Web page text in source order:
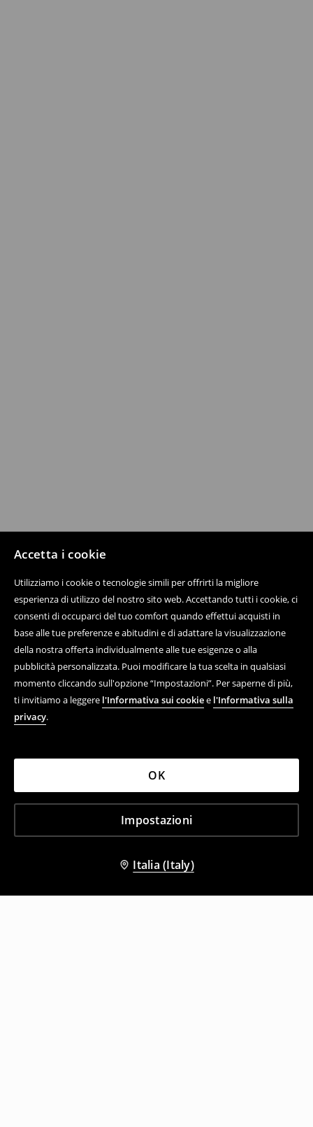
Accetta i cookie
Utilizziamo i cookie o tecnologie simili per offrirti la migliore
esperienza di utilizzo del nostro sito web. Accettando tutti i cookie, ci
consenti di occuparci del tuo comfort quando effettui acquisti in
base alle tue preferenze e abitudini e di adattare la visualizzazione
della nostra offerta individualmente alle tue esigenze o alla
pubblicità personalizzata. Puoi modificare la tua scelta in qualsiasi
momento cliccando sull'opzione “Impostazioni”. Per saperne di più,
ti invitiamo a leggere l'Informativa sui cookiee l'Informativa sulla
privacy.
Impostazioni
OK
Italia (Italy)